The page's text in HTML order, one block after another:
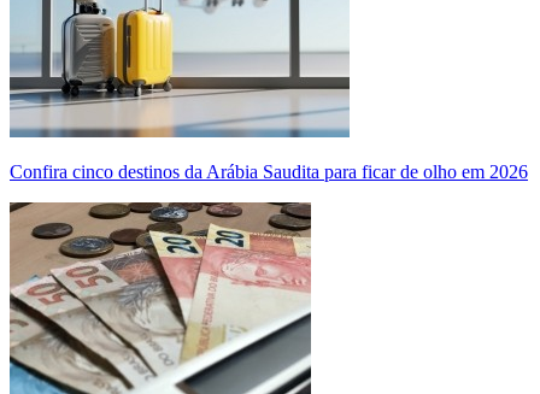
Confira cinco destinos da Arábia Saudita para ficar de olho em 2026